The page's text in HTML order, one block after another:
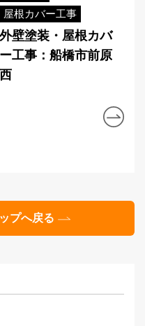
屋根カバー工事
外壁塗装・屋根カバ
ー工事：船橋市前原
西
プへ戻る